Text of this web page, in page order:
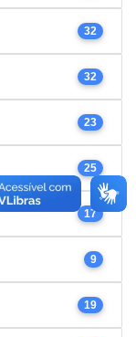
32
32
23
25
17
9
19